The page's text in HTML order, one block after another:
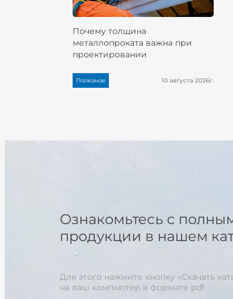
Почему толщина
металлопроката важна при
проектировании
Полезное 10 августа 2026г.
Ознакомьтесь с
продукции в нашем
Для этого нажмите кнопку «Скачать
на ваш компьютер в формате pdf